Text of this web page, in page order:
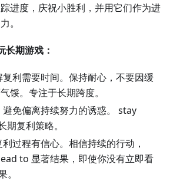
进度，庆祝小胜利，并用它们作为进
。
长期游戏：
复利需要时间。保持耐心，不要因缓
馁。专注于长期跨度。
避免偏离持续努力的诱惑。 stay
复利策略。
过程有信心。相信持续的行动，
to 显著结果，即使你没有立即看